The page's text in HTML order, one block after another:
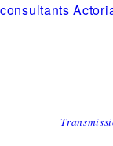
consultants